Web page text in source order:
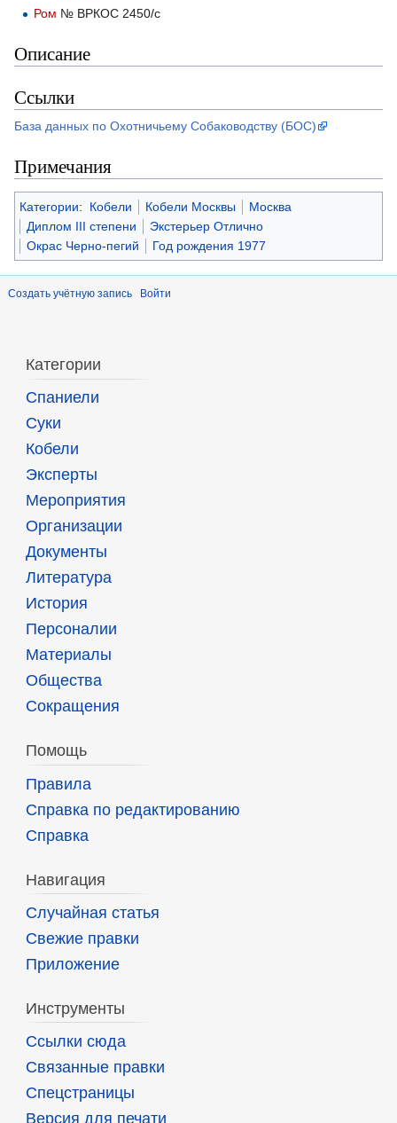
Ром № ВРКОС 2450/с
Описание
Ссылки
База данных по Охотничьему Собаководству (БОС)
Примечания
Категории: Кобели Кобели Москвы
Москва
Диплом III степени
Экстерьер Отлично
Окрас Черно-пегий
Год рождения 1977
Создать учётную запись Войти
Категории
Спаниели
Суки
Кобели
Эксперты
Мероприятия
Организации
Документы
Литература
История
Персоналии
Материалы
Общества
Сокращения
Помощь
Правила
Справка по редактированию
Справка
Навигация
Случайная статья
Свежие правки
Приложение
Инструменты
Ссылки сюда
Связанные правки
Спецстраницы
Версия для печати